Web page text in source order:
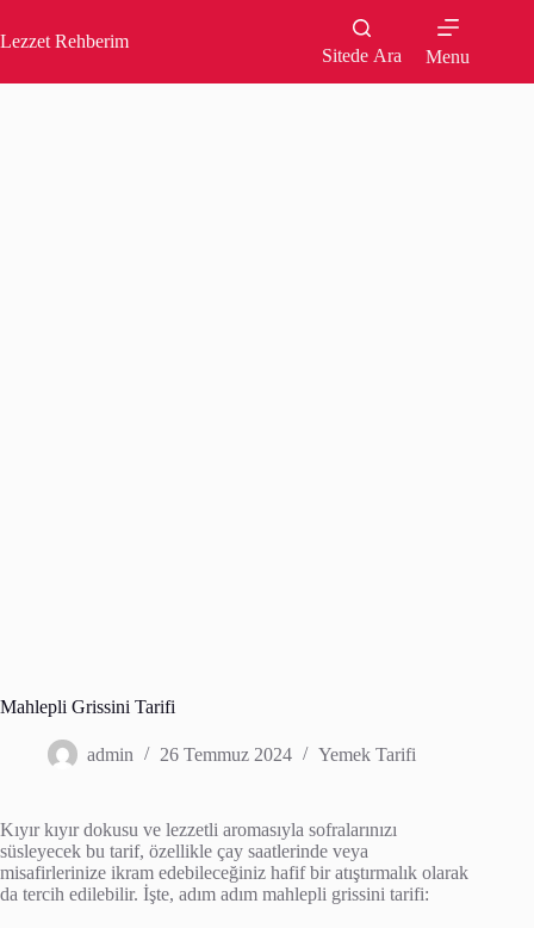
to
content
Lezzet Rehberim
Sitede Ara Menu
Mahlepli Grissini Tarifi
admin 26 Temmuz 2024 Yemek Tarifi
Kıyır kıyır dokusu ve lezzetli aromasıyla sofralarınızı
süsleyecek bu tarif, özellikle çay saatlerinde veya
misafirlerinize ikram edebileceğiniz hafif bir atıştırmalık olarak
da tercih edilebilir. İşte, adım adım mahlepli grissini tarifi: